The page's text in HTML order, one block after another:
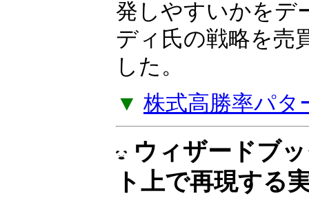
高値・安値をもと
発しやすいかをデ
ディ氏の戦略を売
した。
▼ 株式高勝率パタ
ウィザードブ